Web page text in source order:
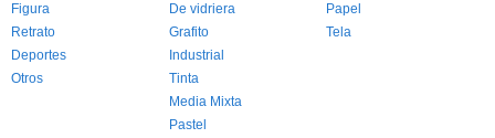
Figura
Retrato
Deportes
Otros
De vidriera
Grafito
Industrial
Tinta
Media Mixta
Pastel
Papel
Tela